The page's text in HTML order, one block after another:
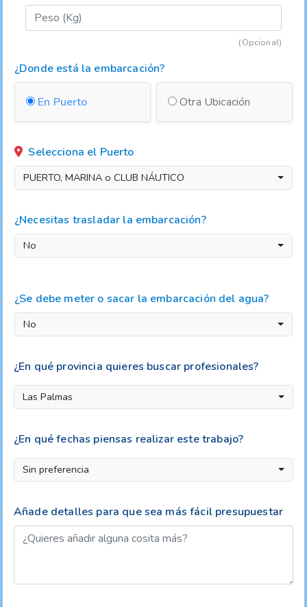
(Opcional)
¿Donde está la embarcación?
En Puerto Otra Ubicación
Selecciona el Puerto
PUERTO, MARINA o CLUB NÁUTICO
¿Necesitas trasladar la embarcación?
No
¿Se debe meter o sacar la embarcación del agua?
No
¿En qué provincia quieres buscar profesionales?
Las Palmas
¿En qué fechas piensas realizar este trabajo?
Sin preferencia
Añade detalles para que sea más fácil presupuestar